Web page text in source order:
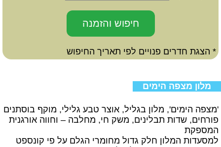
* הצגת חדרים פנויים לפי תאריך החיפוש
מלון מצפה הימים
'מצפה הימים', מלון בגליל, אוצר טבע גלילי, מוקף בוסתנים
פורחים, שדות תבלינים, משק חי, מחלבה – וחווה אורגנית
המספקת
למסעדות המלון חלק גדול מחומרי הגלם על פי קונספט